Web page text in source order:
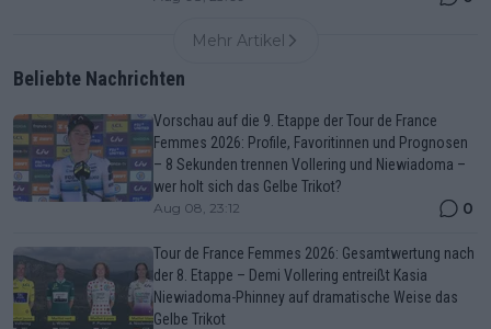
Mehr Artikel
Beliebte Nachrichten
Vorschau auf die 9. Etappe der Tour de France
Femmes 2026: Profile, Favoritinnen und Prognosen
– 8 Sekunden trennen Vollering und Niewiadoma –
wer holt sich das Gelbe Trikot?
Aug 08, 23:12 0
Tour de France Femmes 2026: Gesamtwertung nach
der 8. Etappe – Demi Vollering entreißt Kasia
Niewiadoma-Phinney auf dramatische Weise das
Gelbe Trikot